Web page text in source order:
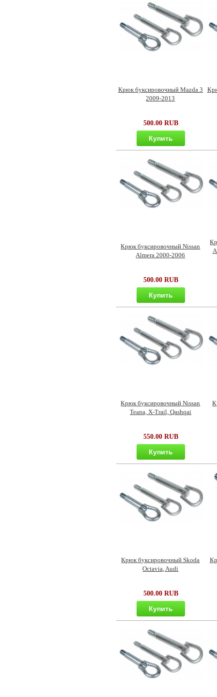
Крюк буксировочный Mazda 3
2009-2013
500.00 RUB
Купить
Крюк буксировочный Nissan
Almera 2000-2006
500.00 RUB
Купить
Крюк буксировочный Nissan
Teana, X-Trail, Qashqai
550.00 RUB
Купить
Крюк буксировочный Skoda
Octavia, Audi
500.00 RUB
Купить